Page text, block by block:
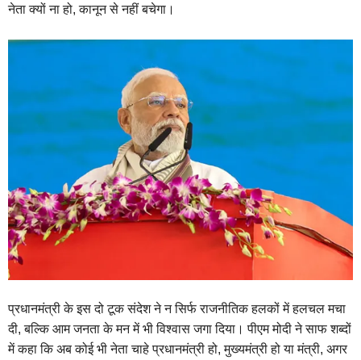
नेता क्यों ना हो, कानून से नहीं बचेगा।
प्रधानमंत्री के इस दो टूक संदेश ने न सिर्फ राजनीतिक हलकों में हलचल मचा
दी, बल्कि आम जनता के मन में भी विश्वास जगा दिया। पीएम मोदी ने साफ शब्दों
में कहा कि अब कोई भी नेता चाहे प्रधानमंत्री हो, मुख्यमंत्री हो या मंत्री, अगर